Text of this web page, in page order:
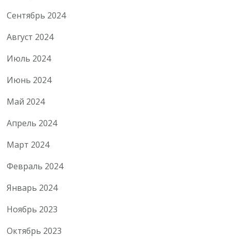
Сентябрь 2024
Август 2024
Июль 2024
Июнь 2024
Май 2024
Апрель 2024
Март 2024
Февраль 2024
Январь 2024
Ноябрь 2023
Октябрь 2023